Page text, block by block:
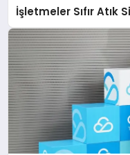
İşletmeler Sıfır Atık